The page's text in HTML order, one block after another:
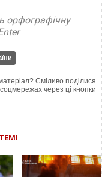
орфографічну
Сміливо поділися
через ці кнопки